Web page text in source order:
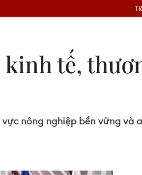
tế,
nông nghiệp bền vững và